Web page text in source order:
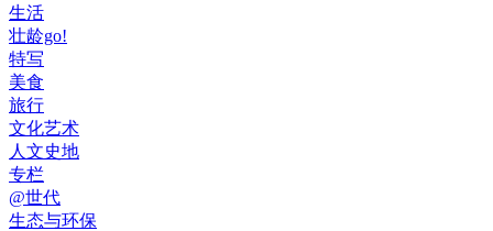
生活
壮龄go!
特写
美食
旅行
文化艺术
人文史地
专栏
@世代
生态与环保